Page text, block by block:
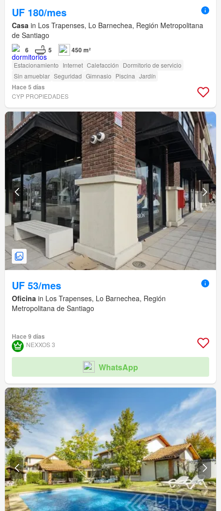
UF 180/mes
Casa in Los Trapenses, Lo Barnechea, Región Metropolitana
de Santiago
6 5 450 m²
Estacionamiento Internet Calefacción Dormitorio de servicio
Sin amueblar Seguridad Gimnasio Piscina Jardín
Hace 5 días
CYP PROPIEDADES
UF 53/mes
Oficina in Los Trapenses, Lo Barnechea, Región
Metropolitana de Santiago
Hace 9 días
NEXXOS 3
WhatsApp